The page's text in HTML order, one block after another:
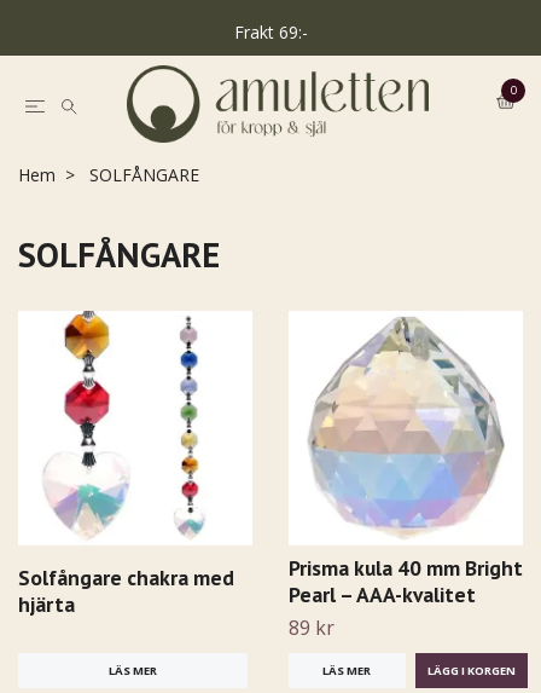
Frakt 69:-
0
Hem SOLFÅNGARE
SOLFÅNGARE
Solfångare chakra med
hjärta
LÄS MER
Prisma kula 40 mm Bright
Pearl – AAA-kvalitet
89 kr
LÄS MER